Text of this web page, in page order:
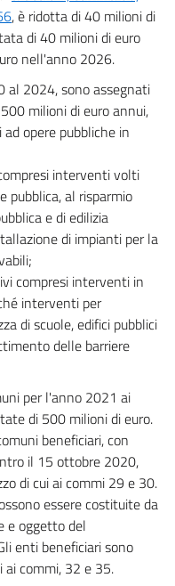
, è ridotta di 40 milioni di
di 40 milioni di euro
nell'anno 2026.
al 2024, sono assegnati
milioni di euro annui,
opere pubbliche in
interventi volti
al risparmio
e di edilizia
di impianti per la
compresi interventi in
interventi per
di scuole, edifici pubblici
delle barriere
per l'anno 2021 ai
di 500 milioni di euro.
beneficiari, con
il 15 ottobre 2020,
di cui ai commi 29 e 30.
essere costituite da
e oggetto del
enti beneficiari sono
commi, 32 e 35.